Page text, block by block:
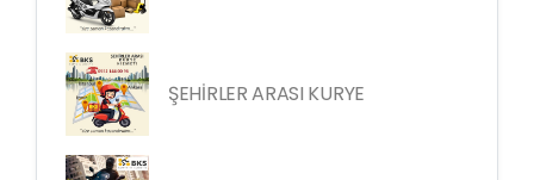
ŞEHİRLER ARASI KURYE